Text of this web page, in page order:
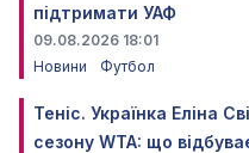
підтримати УАФ
09.08.2026 18:01
Новини
Футбол
Теніс. Українка Еліна
сезону WTA: що